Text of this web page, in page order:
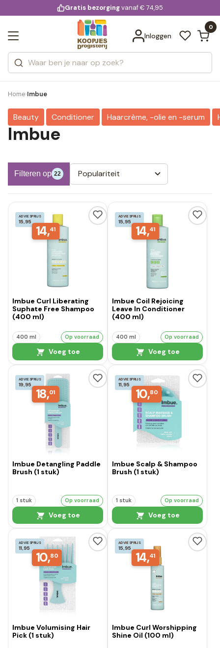
voor 20:00 uur besteld
Gratis bezorgingvanaf € 74,95
Inloggen
0
Zoeken
Categorieën
Merken
Bekijk alle resultaten
Home›Imbue
Beauty Conditioner Haarcrème, -olie en -serum
Imbue
Filteren op 22 Populariteit
ADVIESPRIJS
15,95
14,41
Imbue Curl Liberating
Suphate Free Shampoo
(400 ml)
400 ml Op voorraad
Voeg toe
ADVIESPRIJS
15,95
14,41
Imbue Coil Rejoicing
Leave In Conditioner
(400 ml)
400 ml Op voorraad
Voeg toe
ADVIESPRIJS
19,95
18,01
Imbue Detangling Paddle
Brush (1 stuk)
1 stuk Op voorraad
Voeg toe
ADVIESPRIJS
11,95
10,80
Imbue Scalp & Shampoo
Brush (1 stuk)
1 stuk Op voorraad
Voeg toe
ADVIESPRIJS
11,95
10,80
Imbue Volumising Hair
Pick (1 stuk)
ADVIESPRIJS
15,95
14,41
Imbue Curl Worshipping
Shine Oil (100 ml)